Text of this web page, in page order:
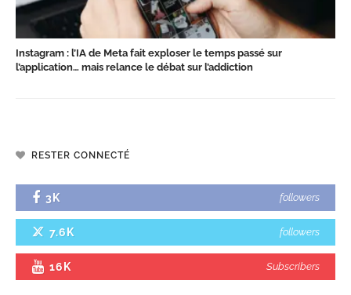
Instagram : l’IA de Meta fait exploser le temps passé sur
l’application… mais relance le débat sur l’addiction
RESTER CONNECTÉ
3K followers
7.6K followers
16K Subscribers